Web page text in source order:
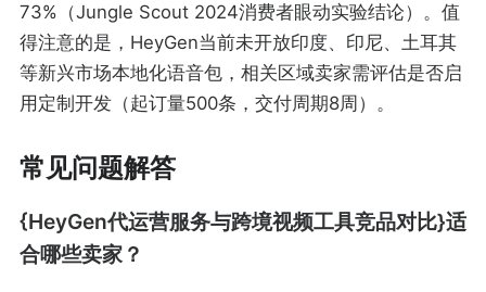
73%（Jungle Scout 2024消费者眼动实验结论）。值
得注意的是，HeyGen当前未开放印度、印尼、土耳其
等新兴市场本地化语音包，相关区域卖家需评估是否启
用定制开发（起订量500条，交付周期8周）。
常见问题解答
{HeyGen代运营服务与跨境视频工具竞品对比}适
合哪些卖家？